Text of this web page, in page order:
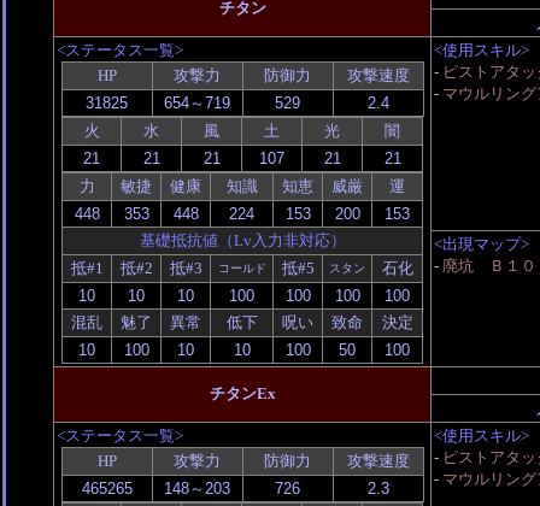
チタン
<ステータス一覧>
HP
攻撃力 防御力 攻撃速度
火 水 風 土 光 闇
力 敏捷 健康 知識 知恵 威厳 運
基礎抵抗値（Lv入力非対応）
抵#1
抵#2 抵#3 コールド 抵#5 スタン 石化
混乱 魅了 異常 低下 呪い 致命 決定
<使用スキル>
- ピストアタッ
- マウルリン
<出現マップ>
- 廃坑 Ｂ１０
チタンEx
<ステータス一覧>
HP
攻撃力 防御力 攻撃速度
<使用スキル>
- ピストアタッ
- マウルリン